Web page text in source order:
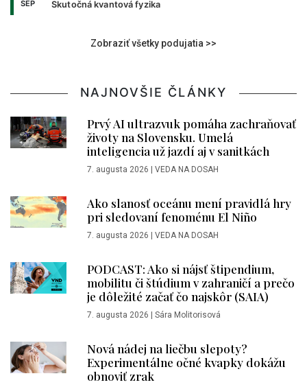
SEP
Skutočná kvantová fyzika
Zobraziť všetky podujatia >>
NAJNOVŠIE ČLÁNKY
Prvý AI ultrazvuk pomáha zachraňovať
životy na Slovensku. Umelá
inteligencia už jazdí aj v sanitkách
7. augusta 2026 VEDA NA DOSAH
Ako slanosť oceánu mení pravidlá hry
pri sledovaní fenoménu El Niño
7. augusta 2026 VEDA NA DOSAH
PODCAST: Ako si nájsť štipendium,
mobilitu či štúdium v zahraničí a prečo
je dôležité začať čo najskôr (SAIA)
7. augusta 2026 Sára Molitorisová
Nová nádej na liečbu slepoty?
Experimentálne očné kvapky dokážu
obnoviť zrak